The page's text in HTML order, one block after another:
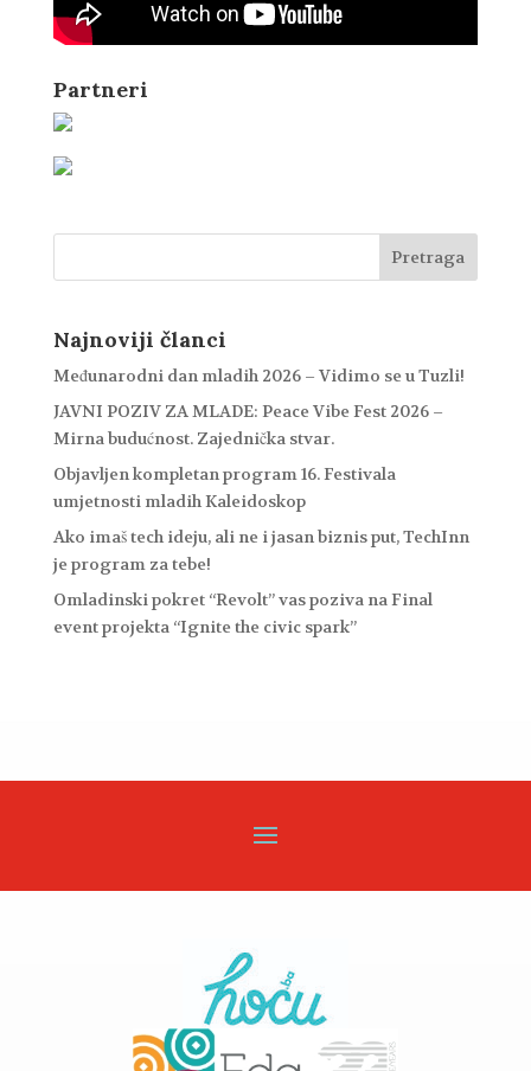
Partneri
Najnoviji članci
Međunarodni dan mladih 2026 – Vidimo se u Tuzli!
JAVNI POZIV ZA MLADE: Peace Vibe Fest 2026 –
Mirna budućnost. Zajednička stvar.
Objavljen kompletan program 16. Festivala
umjetnosti mladih Kaleidoskop
Ako imaš tech ideju, ali ne i jasan biznis put, TechInn
je program za tebe!
Omladinski pokret “Revolt” vas poziva na Final
event projekta “Ignite the civic spark”